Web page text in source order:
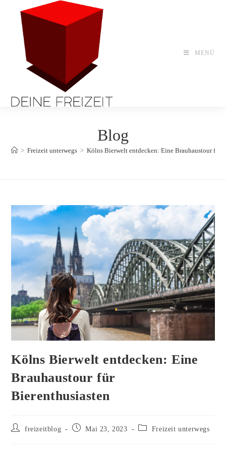
springen
MENÜ
Blog
> Freizeit unterwegs > Kölns Bierwelt entdecken: Eine Brauhaustour für
Kölns Bierwelt entdecken: Eine
Brauhaustour für
Bierenthusiasten
Beitrags-
freizeitblog
BeitragMai 23, 2023
Beitrags-Freizeit unterwegs